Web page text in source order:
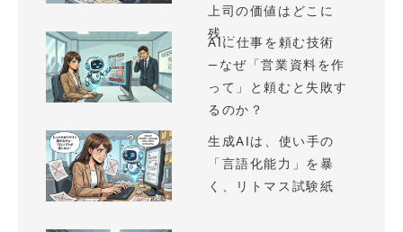
上司の価値はどこに
残...
AIに仕事を頼む技術
—なぜ「営業資料を作
って」と頼むと失敗す
るのか？
生成AIは、使い手の
「言語化能力」を暴
く、リトマス試験紙